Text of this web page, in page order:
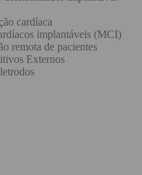
cardíaca
implantáveis (MCI)
remota de pacientes
Externos